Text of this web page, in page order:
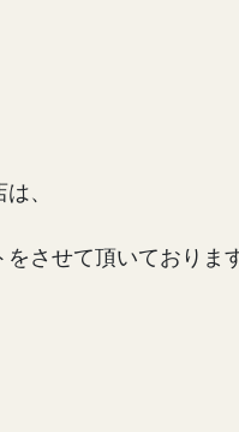
、
させて頂いておりま